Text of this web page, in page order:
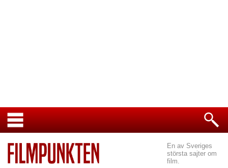
En av Sveriges
största sajter om
film.